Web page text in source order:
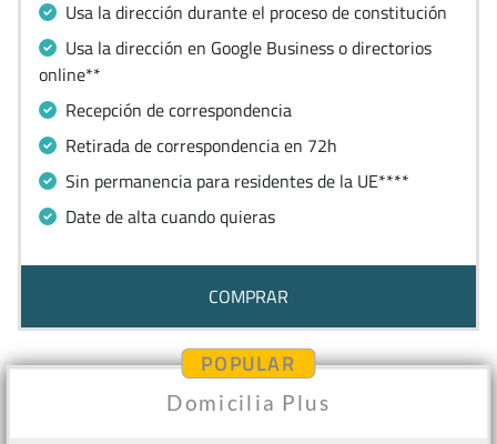
Usa la dirección durante el proceso de constitución
Usa la dirección en Google Business o directorios
online**
Recepción de correspondencia
Retirada de correspondencia en 72h
Sin permanencia para residentes de la UE****
Date de alta cuando quieras
COMPRAR
POPULAR
Domicilia Plus